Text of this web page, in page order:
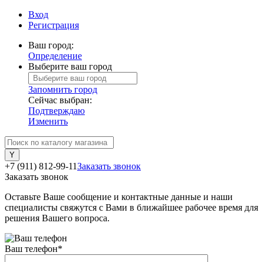
Вход
Регистрация
Ваш город:
Определение
Выберите ваш город
Запомнить город
Сейчас выбран:
Подтверждаю
Изменить
+7 (911) 812-99-11Заказать звонок
Заказать звонок
Оставьте Ваше сообщение и контактные данные и наши
специалисты свяжутся с Вами в ближайшее рабочее время для
решения Вашего вопроса.
Ваш телефон*